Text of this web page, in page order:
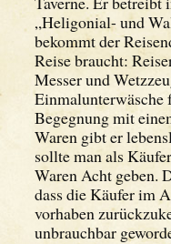
„Heligonial- und
bekommt der
Reise braucht:
Messer und
Einmalunterwäsche
Begegnung mit
Waren gibt er
sollte man als
Waren Acht geben.
dass die Käufer im
vorhaben
unbrauchbar